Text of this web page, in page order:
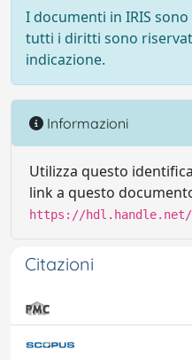
I documenti in IRIS
tutti i diritti sono
indicazione.
Informazioni
Utilizza questo
link a questo
https://hdl.handle.net/
Citazioni